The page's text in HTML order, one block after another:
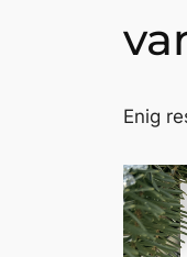
Enig